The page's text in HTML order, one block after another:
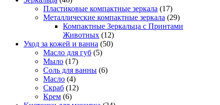
Пластиковые компактные зеркала (17)
Металлические компактные зеркала (29)
Компактные Зеркальца с Принтами
Животных (12)
Уход за кожей и ванна (50)
Масло для губ (5)
Мыло (17)
Соль для ванны (6)
Масло (4)
Скраб (12)
Крем (6)